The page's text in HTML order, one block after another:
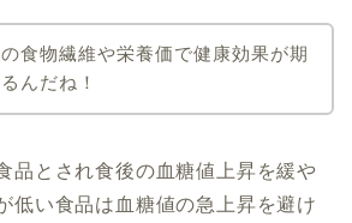
食物繊維や栄養価で健康効果が期
んだね！
品とされ食後の血糖値上昇を緩や
低い食品は血糖値の急上昇を避け